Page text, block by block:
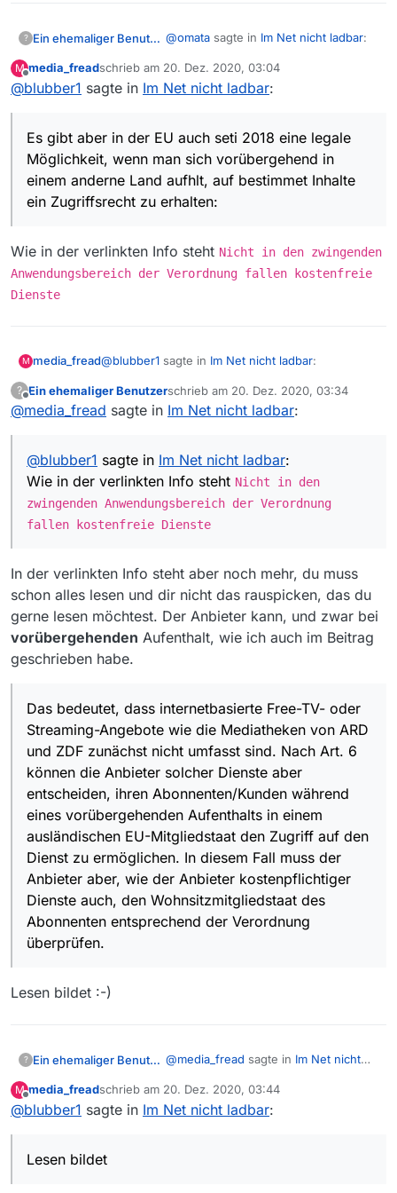
? Ein ehemaliger Benutzer @omata sagte in Im Net nicht ladbar:
nun ich lebe in frankreich und
hier geklappt scheint also aus
irgendeinem grund nicht mehr
möglicherweise selbst ansehen, wenn
du in MVW auf den Pfeil klickst, mit
dem du das Video ansehen kannst.
Dann bekommst du wahrscheinlich
auf dem ORF-Link das folgende Bild
Alternative vielleicht auch für DE, das
kann ich nicht prüfen, denn ich kann
es in DE laden.
Es gibt aber in der EU auch seti 2018
eine legale Möglichkeit, wenn man
Zugriffsrecht zu erhalten:
Liest die Info
M
Offline
media_freadschrieb am 20. Dez. 2020, 03:04
zuletzt editiert von
@blubber1 sagte in Im Net nicht ladbar:
Es gibt aber in der EU auch seti 2018 eine legale
Möglichkeit, wenn man sich vorübergehend in
einem anderne Land aufhlt, auf bestimmet Inhalte
ein Zugriffsrecht zu erhalten:
Wie in der verlinkten Info steht Nicht in den zwingenden
Anwendungsbereich der Verordnung fallen kostenfreie
Dienste
M media_fread@blubber1 sagte in Im Net nicht ladbar:
Es gibt aber in der EU auch seti 2018 eine
aufhlt, auf bestimmet Inhalte ein
Zugriffsrecht zu erhalten:
zwingenden Anwendungsbereich der
Verordnung fallen kostenfreie Dienste
?
Offline
Ein ehemaliger Benutzerschrieb am 20. Dez. 2020, 03:34
zuletzt editiert von
@media_fread sagte in Im Net nicht ladbar:
@blubber1 sagte in Im Net nicht ladbar:
Wie in der verlinkten Info steht Nicht in den
zwingenden Anwendungsbereich der Verordnung
fallen kostenfreie Dienste
In der verlinkten Info steht aber noch mehr, du muss
schon alles lesen und dir nicht das rauspicken, das du
gerne lesen möchtest. Der Anbieter kann, und zwar bei
vorübergehenden Aufenthalt, wie ich auch im Beitrag
geschrieben habe.
Das bedeutet, dass internetbasierte Free-TV- oder
Streaming-Angebote wie die Mediatheken von ARD
und ZDF zunächst nicht umfasst sind. Nach Art. 6
können die Anbieter solcher Dienste aber
entscheiden, ihren Abonnenten/Kunden während
eines vorübergehenden Aufenthalts in einem
ausländischen EU-Mitgliedstaat den Zugriff auf den
Dienst zu ermöglichen. In diesem Fall muss der
Anbieter aber, wie der Anbieter kostenpflichtiger
Dienste auch, den Wohnsitzmitgliedstaat des
Abonnenten entsprechend der Verordnung
überprüfen.
Lesen bildet :-)
? Ein ehemaliger Benutzer @media_fread sagte in Im Net nicht
@blubber1sagte in
M
Offline
media_freadschrieb am 20. Dez. 2020, 03:44
zuletzt editiert von
@blubber1 sagte in Im Net nicht ladbar:
Lesen bildet